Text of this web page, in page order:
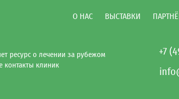
О НАС ВЫСТАВКИ
ресурс о лечении за рубежом
контакты клиник
+7